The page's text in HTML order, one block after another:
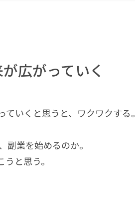
広がっていく
ていくと思うと、ワクワクする。
副業を始めるのか。
と思う。